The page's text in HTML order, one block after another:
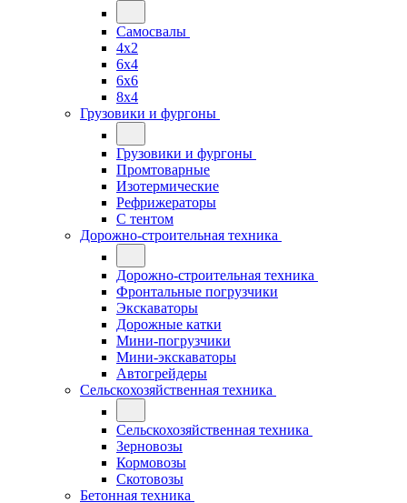
Самосвалы
4x2
6x4
6x6
8x4
Грузовики и фургоны
Грузовики и фургоны
Промтоварные
Изотермические
Рефрижераторы
С тентом
Дорожно-строительная техника
Дорожно-строительная техника
Фронтальные погрузчики
Экскаваторы
Дорожные катки
Мини-погрузчики
Мини-экскаваторы
Автогрейдеры
Сельскохозяйственная техника
Сельскохозяйственная техника
Зерновозы
Кормовозы
Скотовозы
Бетонная техника